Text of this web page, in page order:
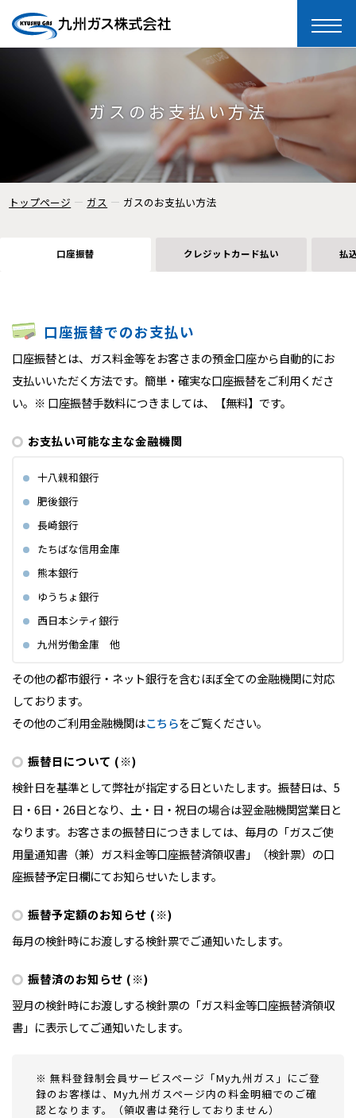
toggle
ガスのお支払い方法
トップページ ガス ガスのお支払い方法
口座振替 クレジットカード払い 払
口座振替でのお支払い
口座振替とは、ガス料金等をお客さまの預金口座から自動的にお
支払いいただく方法です。 簡単・確実な口座振替をご利用くださ
い。※ 口座振替手数料につきましては、【無料】です。
お支払い可能な主な金融機関
十八親和銀行
肥後銀行
長崎銀行
たちばな信用金庫
熊本銀行
ゆうちょ銀行
西日本シティ銀行
九州労働金庫 他
その他の都市銀行・ネット銀行を含むほぼ全ての金融機関に対応
しております。
その他のご利用金融機関はこちらをご覧ください。
振替日について (※)
検針日を基準として弊社が指定する日といたします。 振替日は、5
日・6日・26日となり、土・日・祝日の場合は翌金融機関営業日と
なります。 お客さまの振替日につきましては、毎月の「ガスご使
用量通知書（兼）ガス料金等口座振替済領収書」（検針票）の口
座振替予定日欄にてお知らせいたします。
振替予定額のお知らせ (※)
毎月の検針時にお渡しする検針票でご通知いたします。
振替済のお知らせ (※)
翌月の検針時にお渡しする検針票の「ガス料金等口座振替済領収
書」に表示してご通知いたします。
※ 無料登録制会員サービスページ「My九州ガス」にご登
録のお客様は、My九州ガスページ内の料金明細でのご確
認となります。（領収書は発行しておりません）